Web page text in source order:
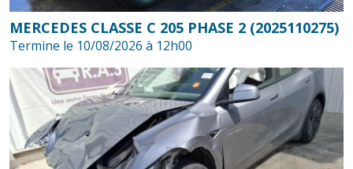
MERCEDES CLASSE C 205 PHASE 2 (2025110275)
Termine le 10/08/2026 à 12h00